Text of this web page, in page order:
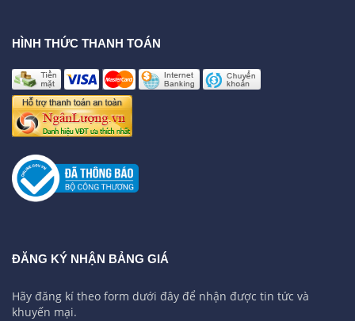
HÌNH THỨC THANH TOÁN
ĐĂNG KÝ NHẬN BẢNG GIÁ
Hãy đăng kí theo form dưới đây để nhận được tin tức và
khuyến mại.